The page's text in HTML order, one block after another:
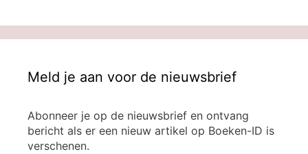
Meld je aan voor de nieuwsbrief
Abonneer je op de nieuwsbrief en ontvang
bericht als er een nieuw artikel op Boeken-ID is
verschenen.